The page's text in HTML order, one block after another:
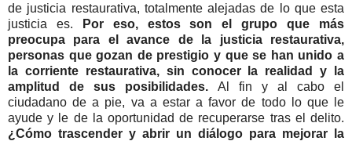
de justicia restaurativa, totalmente alejadas de lo que esta
justicia es.
Por eso, estos son el grupo que más
preocupa para el avance de la justicia restaurativa,
personas que gozan de prestigio y que se han unido a
la corriente restaurativa, sin conocer la realidad y la
amplitud de sus posibilidades. Al fin y al cabo el
ciudadano de a pie, va a estar a favor de todo lo que le
ayude y le de la oportunidad de recuperarse tras el delito.
¿Cómo trascender y abrir un diálogo para mejorar la